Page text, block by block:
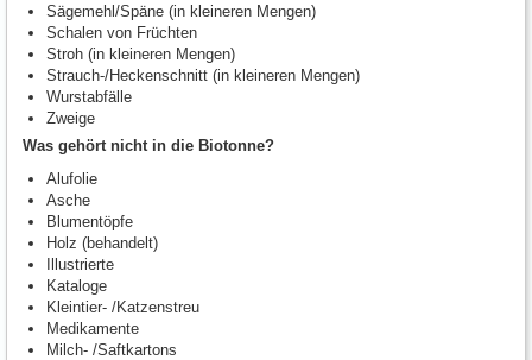
Sägemehl/Späne (in kleineren Mengen)
Schalen von Früchten
Stroh (in kleineren Mengen)
Strauch-/Heckenschnitt (in kleineren Mengen)
Wurstabfälle
Zweige
Was gehört nicht in die Biotonne?
Alufolie
Asche
Blumentöpfe
Holz (behandelt)
Illustrierte
Kataloge
Kleintier- /Katzenstreu
Medikamente
Milch- /Saftkartons